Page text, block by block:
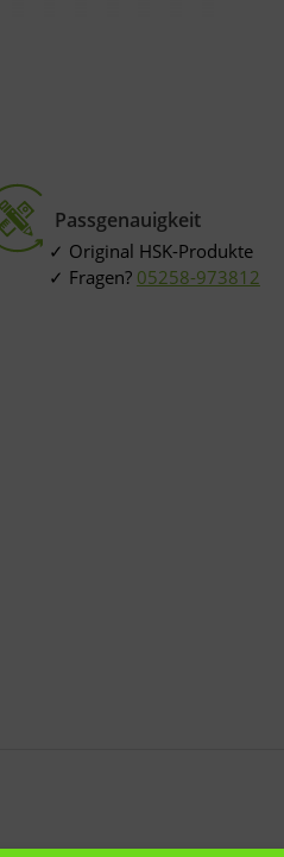
Passgenauigkeit
Original HSK-Produkte
Fragen? 05258-973812